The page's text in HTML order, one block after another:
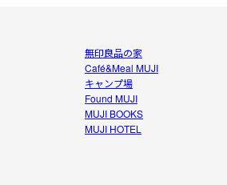
無印良品の家
Café&Meal MUJI
キャンプ場
Found MUJI
MUJI BOOKS
MUJI HOTEL